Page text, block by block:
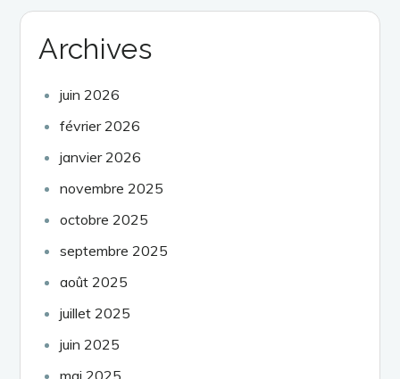
Archives
juin 2026
février 2026
janvier 2026
novembre 2025
octobre 2025
septembre 2025
août 2025
juillet 2025
juin 2025
mai 2025